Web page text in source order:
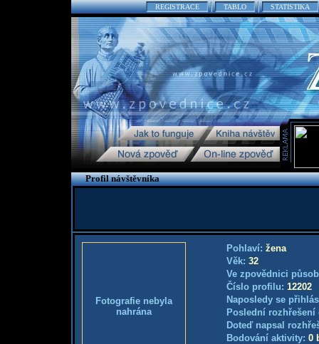
REGISTRACE TABLO STATISTIKA
Profil návštěvníka
Fotografie nebyla
nahrána
Pohlaví: žena
Věk: 32
Ve zpovědnici
Číslo profilu: 12202
Naposledy se
Poslední
Doteď napsal
Bodování aktivity: 0